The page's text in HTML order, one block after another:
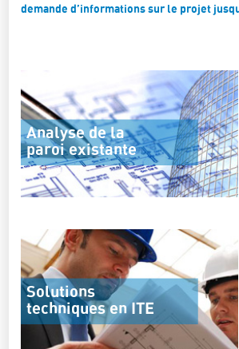
demande d’informations sur le projet
Analyse de la
paroi existante
Solutions
techniques en ITE